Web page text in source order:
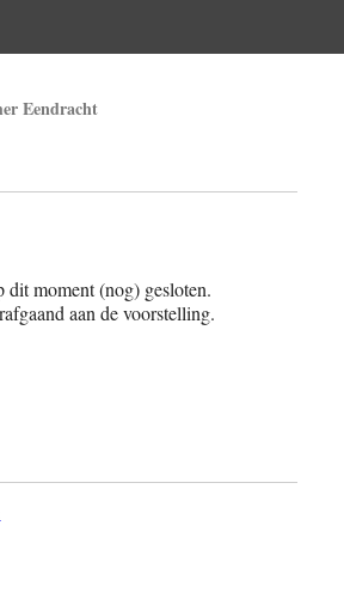
Eendracht
moment (nog) gesloten.
aan de voorstelling.